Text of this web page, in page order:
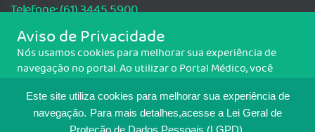
Este site utiliza cookies para melhorar sua experiência de
navegação. Para mais detalhes,acesse a Lei Geral de
Telefone: (61) 3445 5900
Email: cfm@portalmedico.org.br
SGAS 616, Conjunto D, Lote 115, L2 Sul, Brasília/DF - CEP: 70200-760 -
CNPJ: 33.583.550/0001-30
MAPA DO SITE
Aviso de Privacidade
Nós usamos cookies para melhorar sua experiência de
navegação no portal. Ao utilizar o Portal Médico, você
Para ter mais informações sobre como isso é feito, acesse
Política de cookies. Se você concorda, clique em ACEITO.